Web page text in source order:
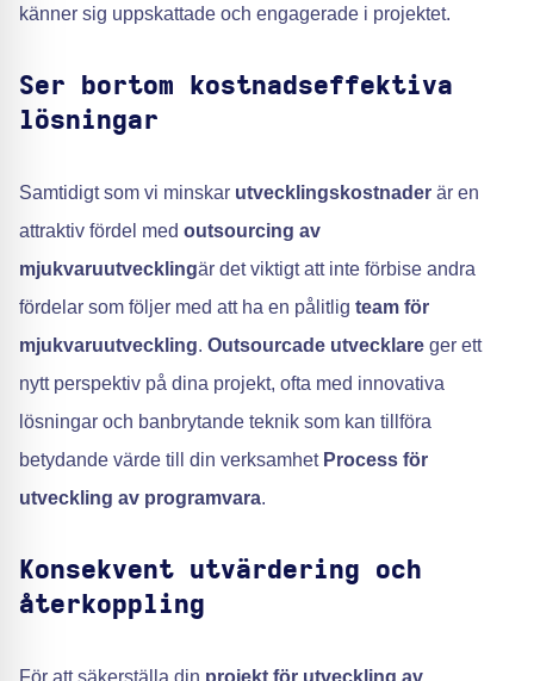
känner sig uppskattade och engagerade i projektet.
Ser bortom kostnadseffektiva
lösningar
Samtidigt som vi minskar utvecklingskostnader är en
attraktiv fördel med outsourcing av
mjukvaruutvecklingär det viktigt att inte förbise andra
fördelar som följer med att ha en pålitlig team för
mjukvaruutveckling. Outsourcade utvecklare ger ett
nytt perspektiv på dina projekt, ofta med innovativa
lösningar och banbrytande teknik som kan tillföra
betydande värde till din verksamhet Process för
utveckling av programvara.
Konsekvent utvärdering och
återkoppling
För att säkerställa din projekt för utveckling av